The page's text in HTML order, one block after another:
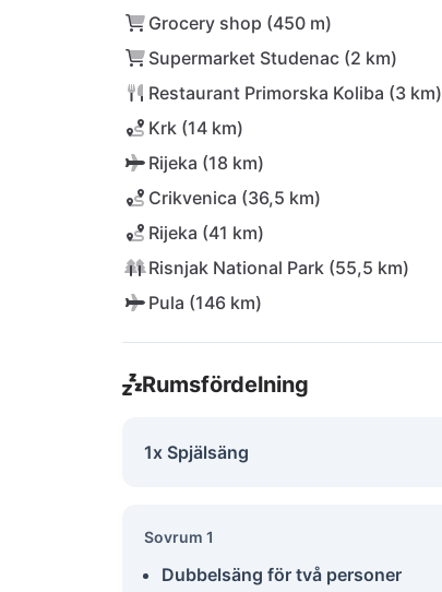
Grocery shop (450 m)
Supermarket Studenac (2 km)
Restaurant Primorska Koliba (3 km)
Krk (14 km)
Rijeka (18 km)
Crikvenica (36,5 km)
Rijeka (41 km)
Risnjak National Park (55,5 km)
Pula (146 km)
Rumsfördelning
1x Spjälsäng
Sovrum 1
Dubbelsäng för två personer